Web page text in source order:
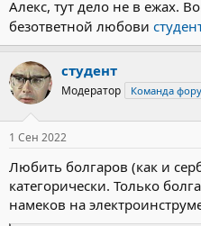
Алекс, тут дело не в ежах.
безответной любови
студент
Модератор Команда
1 Сен 2022
Любить болгаров (как и
категорически. Только
намеков на